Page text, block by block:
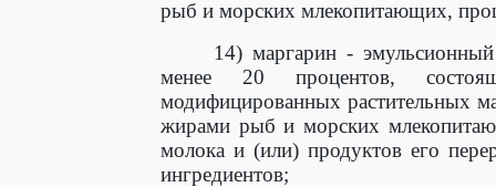
рыб и морских млекопитающих,
14) маргарин -
менее 20 процентов,
модифицированных растительных
жирами рыб и морских
молока и (или) продуктов его
ингредиентов;